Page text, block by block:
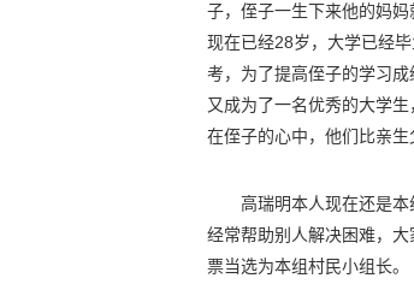
子，侄子一生下来他的妈
现在已经28岁，大学已经
考，为了提高侄子的学习
又成为了一名优秀的大学
在侄子的心中，他们比亲生
高瑞明本人现在还是
经常帮助别人解决困难，
票当选为本组村民小组长。